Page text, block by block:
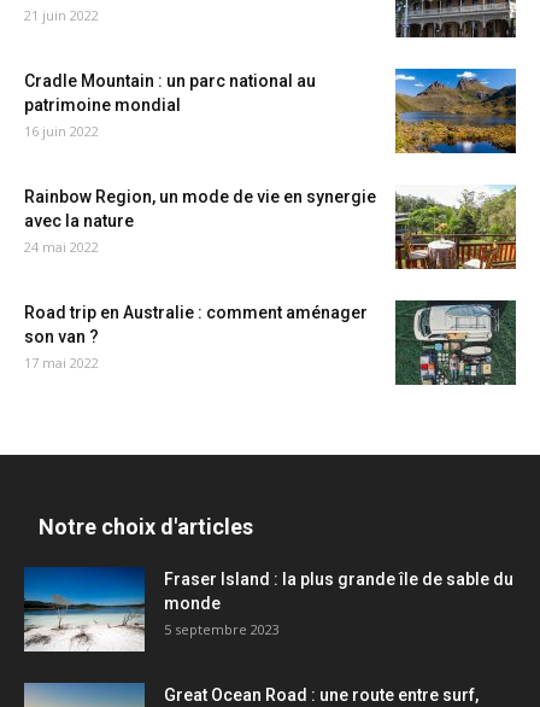
21 juin 2022
Cradle Mountain : un parc national au
patrimoine mondial
16 juin 2022
Rainbow Region, un mode de vie en synergie
avec la nature
24 mai 2022
Road trip en Australie : comment aménager
son van ?
17 mai 2022
Notre choix d'articles
Fraser Island : la plus grande île de sable du
monde
5 septembre 2023
Great Ocean Road : une route entre surf,